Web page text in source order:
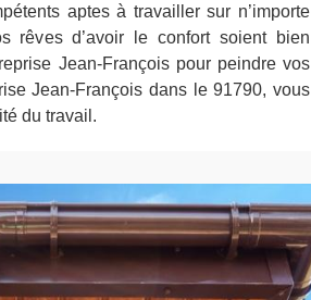
aptes à travailler sur n’importe
rêves d’avoir le confort soient bien
Jean-François pour peindre vos
Jean-François dans le 91790, vous
du travail.